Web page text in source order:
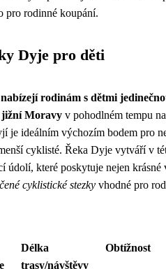
pro rodinné koupání.
Dyje pro děti
rodinám s dětmi
jižní Moravy v pohodlném tempu
je ideálním výchozím bodem pro
cyklisté. Řeka Dyje vytváří v
údolí, které poskytuje nejen krásné
cyklistické stezky vhodné pro
Délka
trasy/návštěvy
Obtížnost